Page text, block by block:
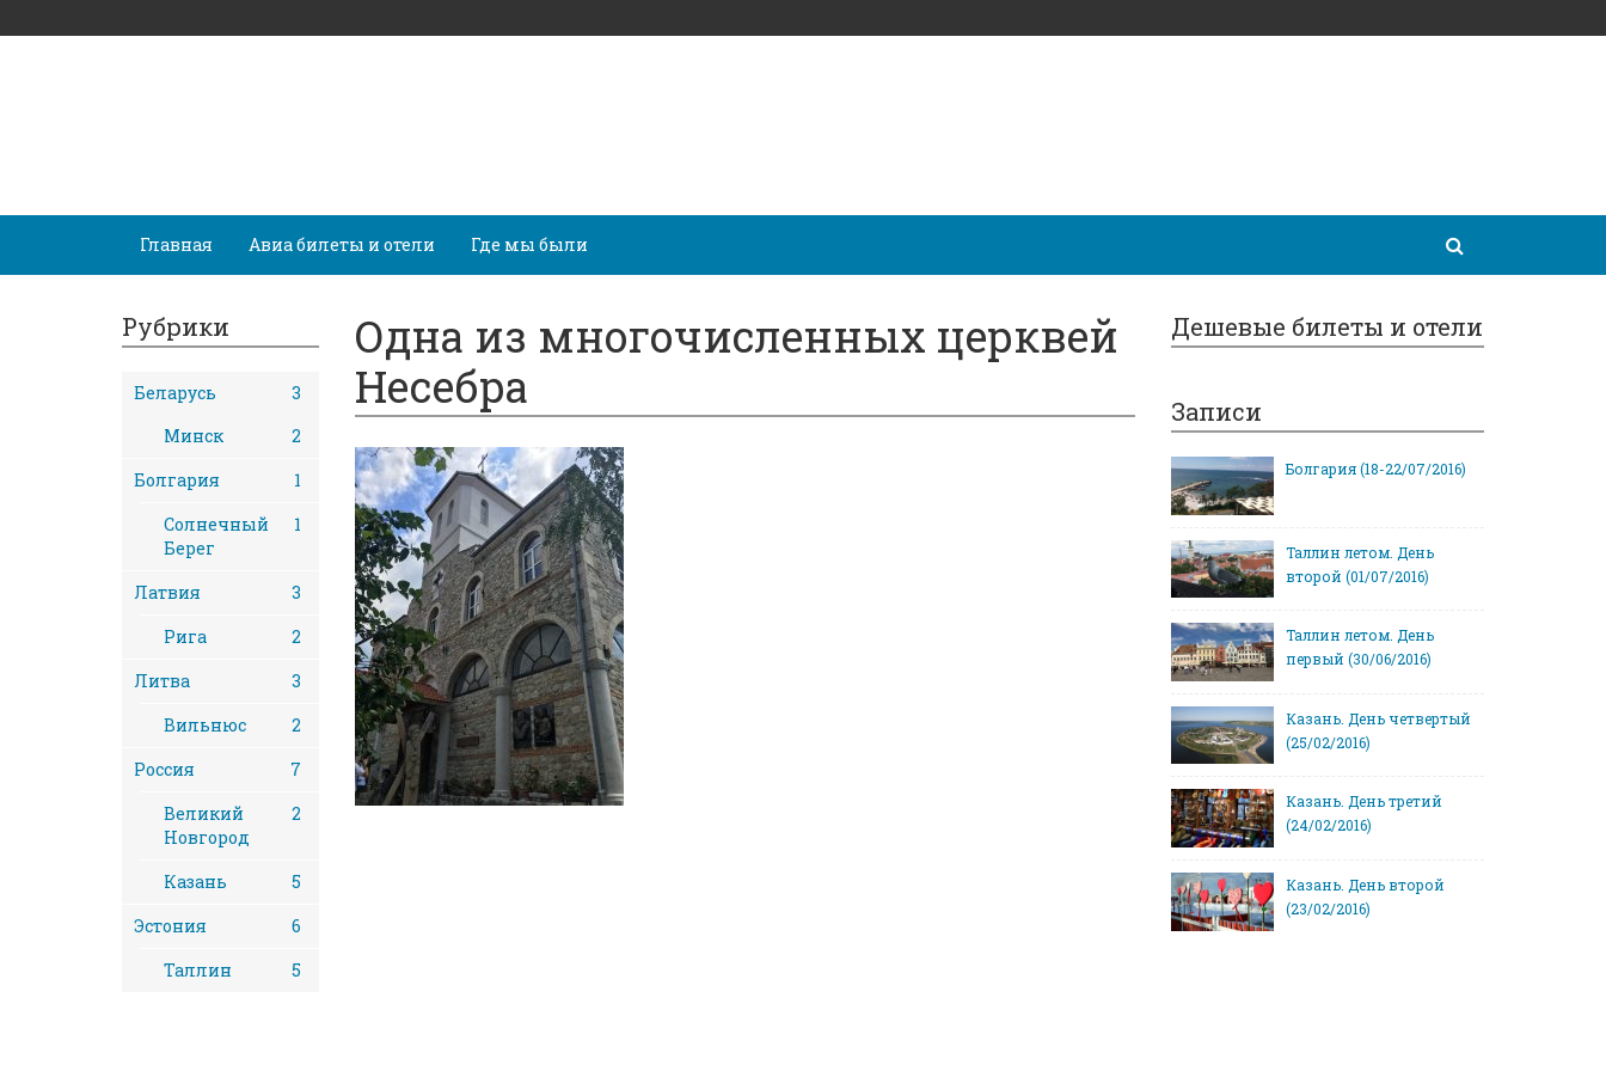
Главная Авиа билеты и отели Где мы были
Одна из многочисленных церквей
Несебра
Дешевые билеты и отели
Записи
Болгария (18-22/07/2016)
Таллин летом. День
второй (01/07/2016)
Таллин летом. День
первый (30/06/2016)
Казань. День четвертый
(25/02/2016)
Казань. День третий
(24/02/2016)
Казань. День второй
(23/02/2016)
Рубрики
Беларусь
3
Минск
2
Болгария
1
Солнечный
Берег
1
Латвия
3
Рига
2
Литва
3
Вильнюс
2
Россия
7
Великий
Новгород
2
Казань
5
Эстония
6
Таллин
5